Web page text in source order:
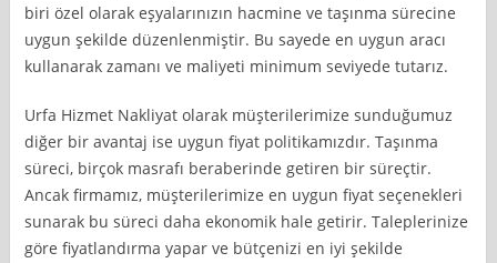
biri özel olarak eşyalarınızın hacmine ve taşınma sürecine
uygun şekilde düzenlenmiştir. Bu sayede en uygun aracı
kullanarak zamanı ve maliyeti minimum seviyede tutarız.
Urfa Hizmet Nakliyat olarak müşterilerimize sunduğumuz
diğer bir avantaj ise uygun fiyat politikamızdır. Taşınma
süreci, birçok masrafı beraberinde getiren bir süreçtir.
Ancak firmamız, müşterilerimize en uygun fiyat seçenekleri
sunarak bu süreci daha ekonomik hale getirir. Taleplerinize
göre fiyatlandırma yapar ve bütçenizi en iyi şekilde